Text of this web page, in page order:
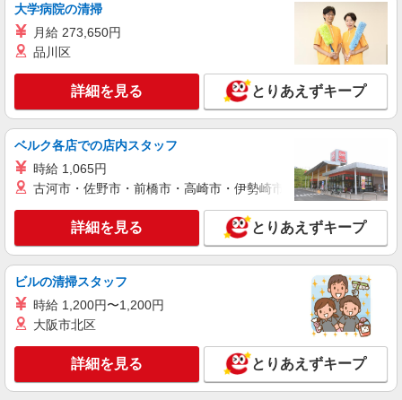
株式会社綜合キャリアオプション（1314VJ0805G36★49-S-T3）
電池づくりのマシン操作&見た目チェック/日払
時給1,500円〜1,875円 ※経験・能力による
※深夜手当含む※研修時の時給変動なし 【月収
例】25万1000円(10時間30分×15日+深夜手当) ※
研修後※1ヶ月単位の変形労働制 交通費：既定支
給
山梨県北杜市大泉町
キープ
派遣社員
電子機器組立・検査
時給1200円 月収例：195、000円（月収例21日
実働）（残業・休日出勤手当て等が含まれていま
山梨県北杜市 ＊車・バイク通勤OK
キープ 詳細を見る
株式会社綜合キャリアオプション（1314VJ0805G36★45-N-T4）
大学病院の清掃
月給 273,650円
品川区
詳細を見る とりあえずキープ
ベルク各店での店内スタッフ
時給 1,065円
古河市・佐野市・前橋市・高崎市・伊勢崎市・太田市・館林市
詳細を見る とりあえずキープ
ビルの清掃スタッフ
時給 1,200円〜1,200円
大阪市北区
詳細を見る とりあえずキープ